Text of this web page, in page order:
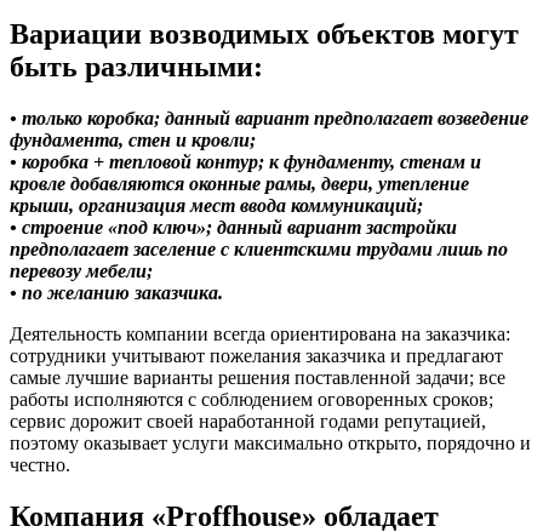
Вариации возводимых объектов могут
быть различными:
• только коробка; данный вариант предполагает возведение
фундамента, стен и кровли;
• коробка + тепловой контур; к фундаменту, стенам и
кровле добавляются оконные рамы, двери, утепление
крыши, организация мест ввода коммуникаций;
• строение «под ключ»; данный вариант застройки
предполагает заселение с клиентскими трудами лишь по
перевозу мебели;
• по желанию заказчика.
Деятельность компании всегда ориентирована на заказчика:
сотрудники учитывают пожелания заказчика и предлагают
самые лучшие варианты решения поставленной задачи; все
работы исполняются с соблюдением оговоренных сроков;
сервис дорожит своей наработанной годами репутацией,
поэтому оказывает услуги максимально открыто, порядочно и
честно.
Компания «Proffhouse» обладает